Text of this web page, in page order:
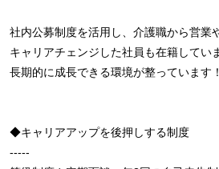
社内公募制度を活用し、介護職から営業
キャリアチェンジした社員も在籍してい
長期的に成長できる環境が整っています！
◆キャリアアップを後押しする制度
-----